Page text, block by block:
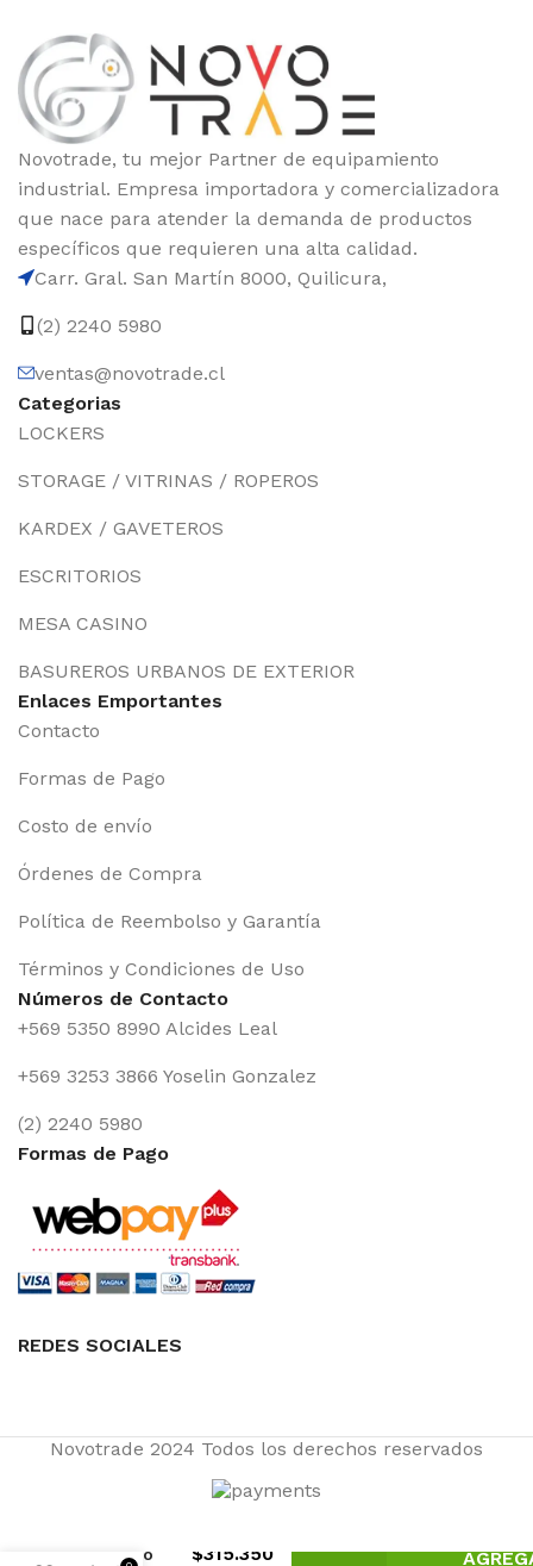
Novotrade, tu mejor Partner de equipamiento
industrial. Empresa importadora y comercializadora
que nace para atender la demanda de productos
específicos que requieren una alta calidad.
Carr. Gral. San Martín 8000, Quilicura,
(2) 2240 5980
ventas@novotrade.cl
Categorias
LOCKERS
STORAGE / VITRINAS / ROPEROS
KARDEX / GAVETEROS
ESCRITORIOS
MESA CASINO
BASUREROS URBANOS DE EXTERIOR
Enlaces Emportantes
Contacto
Formas de Pago
Costo de envío
Órdenes de Compra
Política de Reembolso y Garantía
Términos y Condiciones de Uso
Números de Contacto
+569 5350 8990 Alcides Leal
+569 3253 3866 Yoselin Gonzalez
(2) 2240 5980
Formas de Pago
REDES SOCIALES
Novotrade 2024 Todos los derechos reservados
Escaño
$315.350